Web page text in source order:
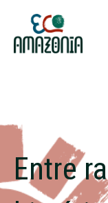
Entre